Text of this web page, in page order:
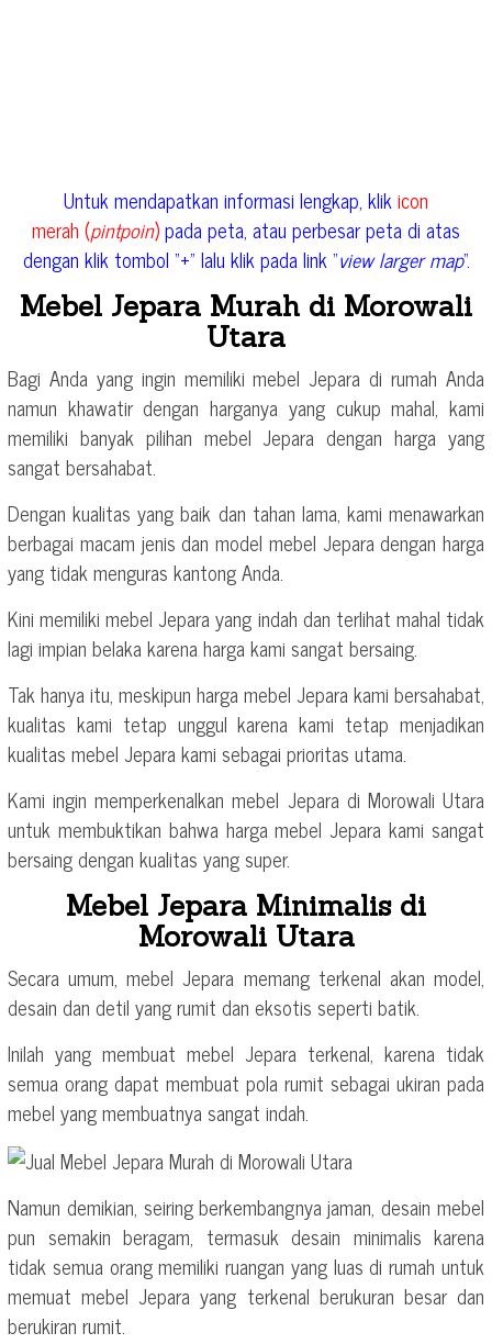
Untuk mendapatkan informasi lengkap, klikicon
merah (pintpoin)pada peta, atau perbesar peta di atas
dengan klik tombol “+” lalu klik pada link “view larger map“.
Mebel Jepara Murah di Morowali
Utara
Bagi Anda yang ingin memiliki mebel Jepara di rumah Anda
namun khawatir dengan harganya yang cukup mahal, kami
memiliki banyak pilihan mebel Jepara dengan harga yang
sangat bersahabat.
Dengan kualitas yang baik dan tahan lama, kami menawarkan
berbagai macam jenis dan model mebel Jepara dengan harga
yang tidak menguras kantong Anda.
Kini memiliki mebel Jepara yang indah dan terlihat mahal tidak
lagi impian belaka karena harga kami sangat bersaing.
Tak hanya itu, meskipun harga mebel Jepara kami bersahabat,
kualitas kami tetap unggul karena kami tetap menjadikan
kualitas mebel Jepara kami sebagai prioritas utama.
Kami ingin memperkenalkan mebel Jepara di Morowali Utara
untuk membuktikan bahwa harga mebel Jepara kami sangat
bersaing dengan kualitas yang super.
Mebel Jepara Minimalis di
Morowali Utara
Secara umum, mebel Jepara memang terkenal akan model,
desain dan detil yang rumit dan eksotis seperti batik.
Inilah yang membuat mebel Jepara terkenal, karena tidak
semua orang dapat membuat pola rumit sebagai ukiran pada
mebel yang membuatnya sangat indah.
Namun demikian, seiring berkembangnya jaman, desain mebel
pun semakin beragam, termasuk desain minimalis karena
tidak semua orang memiliki ruangan yang luas di rumah untuk
memuat mebel Jepara yang terkenal berukuran besar dan
berukiran rumit.